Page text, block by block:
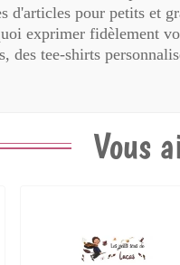
d'articles pour petits et
exprimer fidèlement
des tee-shirts
Vous